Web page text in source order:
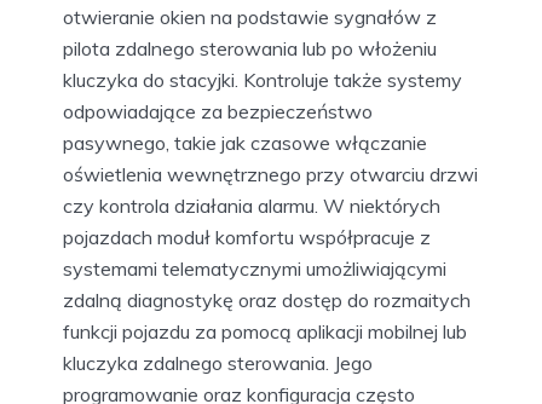
otwieranie okien na podstawie sygnałów z
pilota zdalnego sterowania lub po włożeniu
kluczyka do stacyjki. Kontroluje także systemy
odpowiadające za bezpieczeństwo
pasywnego, takie jak czasowe włączanie
oświetlenia wewnętrznego przy otwarciu drzwi
czy kontrola działania alarmu. W niektórych
pojazdach moduł komfortu współpracuje z
systemami telematycznymi umożliwiającymi
zdalną diagnostykę oraz dostęp do rozmaitych
funkcji pojazdu za pomocą aplikacji mobilnej lub
kluczyka zdalnego sterowania. Jego
programowanie oraz konfiguracja często